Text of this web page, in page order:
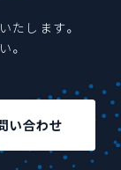
たします。
。
い合わせ